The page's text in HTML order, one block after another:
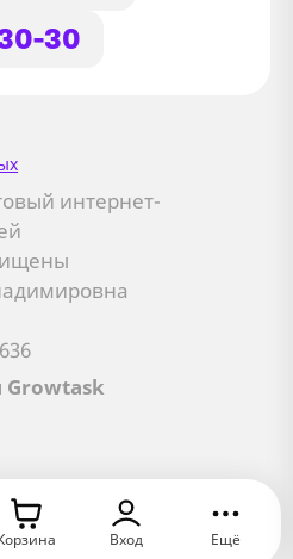
30
интернет-
Growtask
заявку
заявку
файлы Cookie
cookie и
(Yandex.Metrica и
трафика,
и улучшения
обработки персональных
Отмена
заявку
Вход Ещё